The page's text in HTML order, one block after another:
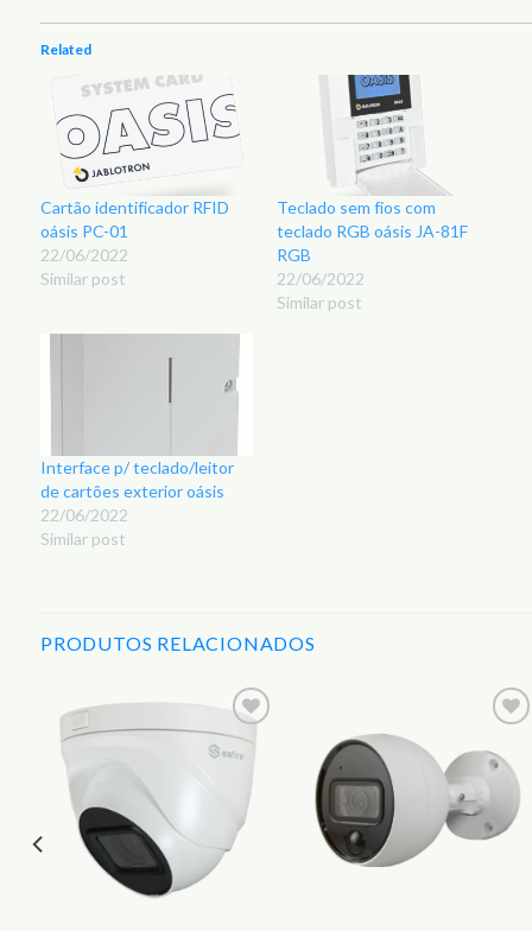
Related
Cartão identificador RFID
oásis PC-01
22/06/2022
Similar post
Teclado sem fios com
teclado RGB oásis JA-81F
RGB
22/06/2022
Similar post
Interface p/ teclado/leitor
de cartões exterior oásis
22/06/2022
Similar post
PRODUTOS RELACIONADOS
Adicionar
aos
Favoritos
aos
Favoritos